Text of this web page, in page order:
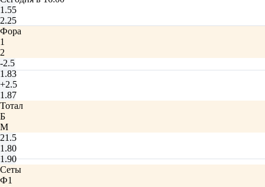
1.55
2.25
Фора
1
2
-2.5
1.83
+2.5
1.87
Тотал
Б
М
21.5
1.80
1.90
Сеты
Ф1